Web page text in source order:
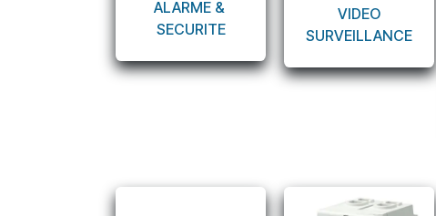
ALARME &
SECURITE
VIDEO
SURVEILLANCE